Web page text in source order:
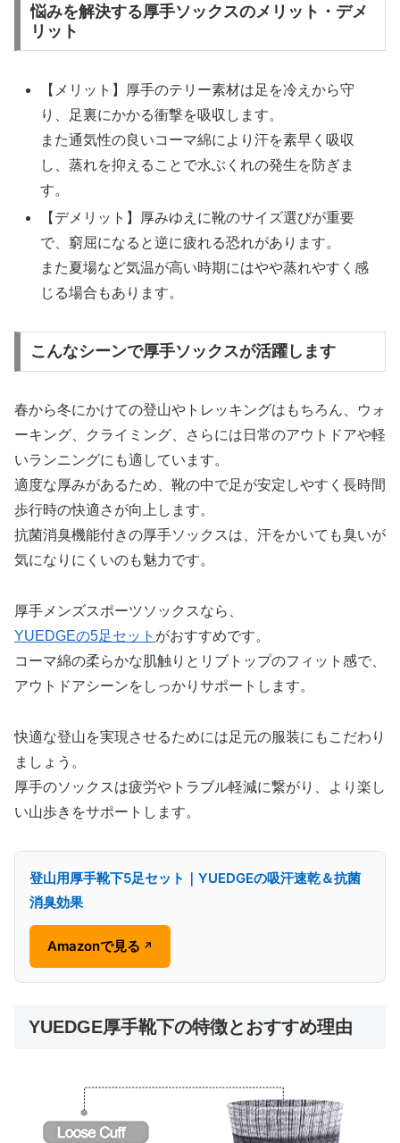
悩みを解決する厚手ソックスのメリット・デメ
リット
【メリット】厚手のテリー素材は足を冷えから守
り、足裏にかかる衝撃を吸収します。
また通気性の良いコーマ綿により汗を素早く吸収
し、蒸れを抑えることで水ぶくれの発生を防ぎま
す。
【デメリット】厚みゆえに靴のサイズ選びが重要
で、窮屈になると逆に疲れる恐れがあります。
また夏場など気温が高い時期にはやや蒸れやすく感
じる場合もあります。
こんなシーンで厚手ソックスが活躍します
春から冬にかけての登山やトレッキングはもちろん、ウォ
ーキング、クライミング、さらには日常のアウトドアや軽
いランニングにも適しています。
適度な厚みがあるため、靴の中で足が安定しやすく長時間
歩行時の快適さが向上します。
抗菌消臭機能付きの厚手ソックスは、汗をかいても臭いが
気になりにくいのも魅力です。
厚手メンズスポーツソックスなら、
YUEDGEの5足セット がおすすめです。
コーマ綿の柔らかな肌触りとリブトップのフィット感で、
アウトドアシーンをしっかりサポートします。
快適な登山を実現させるためには足元の服装にもこだわり
ましょう。
厚手のソックスは疲労やトラブル軽減に繋がり、より楽し
い山歩きをサポートします。
登山用厚手靴下5足セット｜YUEDGEの吸汗速乾＆抗菌
消臭効果
Amazonで見る ↗
YUEDGE厚手靴下の特徴とおすすめ理由